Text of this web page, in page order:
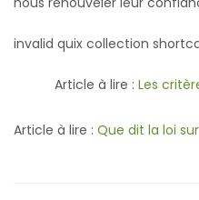
invalid quix collection
Article à lire : Les
Article à lire : Que dit la loi